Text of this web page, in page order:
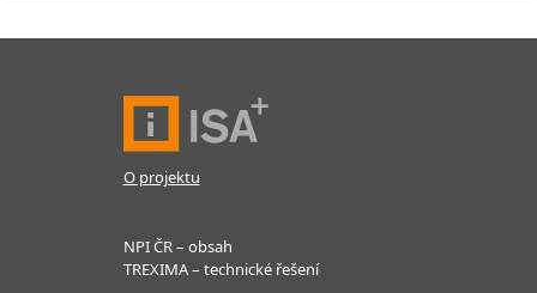
O projektu
NPI ČR – obsah
TREXIMA – technické řešení